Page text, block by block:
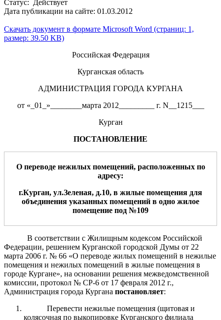
Статус: Действует
Дата публикации на сайте: 01.03.2012
Скачать документ в формате Microsoft Word (страниц: 1,
размер: 39.50 KB)
Российская Федерация
Курганская область
АДМИНИСТРАЦИЯ ГОРОДА КУРГАНА
от «_01_»________марта 2012_________ г. N__1215___
Курган
ПОСТАНОВЛЕНИЕ
О переводе нежилых помещений, расположенных по
адресу:
г.Курган, ул.Зеленая, д.10, в жилые помещения для
объединения указанных помещений в одно жилое
помещение под №109
В соответствии с Жилищным кодексом Российской
Федерации, решением Курганской городской Думы от 22
марта 2006 г. № 66 «О переводе жилых помещений в нежилые
помещения и нежилых помещений в жилые помещения в
городе Кургане», на основании решения межведомственной
комиссии, протокол № СР-6 от 17 февраля 2012 г.,
Администрация города Кургана постановляет:
Перевести нежилые помещения (щитовая и
колясочная по выкопировке Курганского филиала